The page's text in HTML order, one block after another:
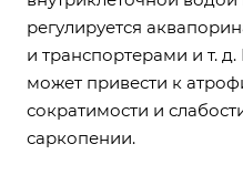
регулируется
и транспортерами и т.
может привести к
сократимости и
саркопении.